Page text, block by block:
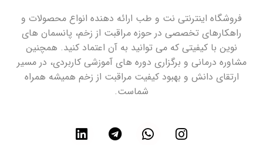
فروشگاه اینترنتی نت و طب ارائه دهنده انواع محصولات و
راهکارهای تخصصی در حوزه مراقبت از زخم، پانسمان های
نوین با کیفیتی که می توانید به آن اعتماد کنید. همچنین
مشاوره درمانی و برگزاری دوره های آموزشی کاربردی، در مسیر
ارتقای دانش و بهبود کیفیت مراقبت از زخم همیشه همراه
شماست.